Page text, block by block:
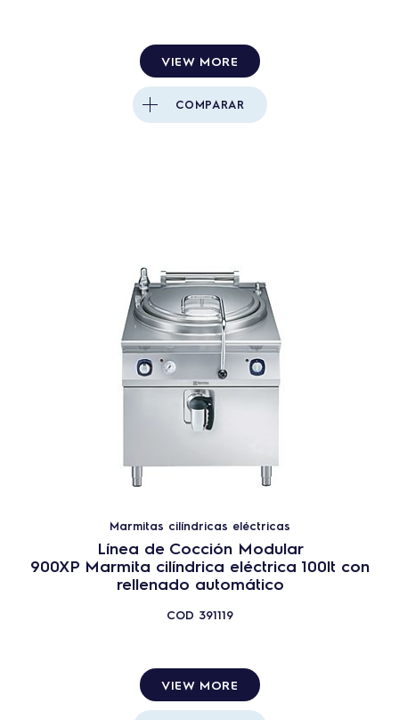
VIEW MORE
COMPARAR
Marmitas cilíndricas eléctricas
Línea de Cocción Modular
900XP Marmita cilíndrica eléctrica 100lt con
rellenado automático
COD 391119
VIEW MORE